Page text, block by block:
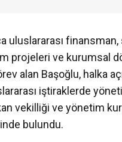
uluslararası
projeleri ve kurumsal
alan Başoğlu, halka
iştiraklerde
vekilliği ve yönetim
bulundu.